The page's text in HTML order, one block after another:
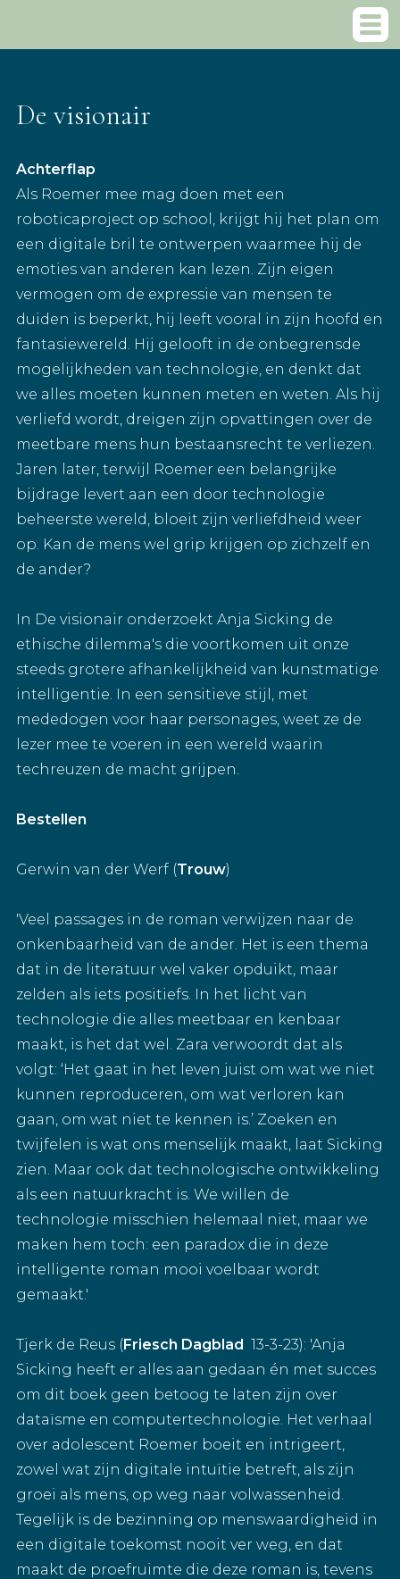
De visionair
Achterflap
Als Roemer mee mag doen met een
roboticaproject op school, krijgt hij het plan om
een digitale bril te ontwerpen waarmee hij de
emoties van anderen kan lezen. Zijn eigen
vermogen om de expressie van mensen te
duiden is beperkt, hij leeft vooral in zijn hoofd en
fantasiewereld. Hij gelooft in de onbegrensde
mogelijkheden van technologie, en denkt dat
we alles moeten kunnen meten en weten. Als hij
verliefd wordt, dreigen zijn opvattingen over de
meetbare mens hun bestaansrecht te verliezen.
Jaren later, terwijl Roemer een belangrijke
bijdrage levert aan een door technologie
beheerste wereld, bloeit zijn verliefdheid weer
op. Kan de mens wel grip krijgen op zichzelf en
de ander?
In De visionair onderzoekt Anja Sicking de
ethische dilemma's die voortkomen uit onze
steeds grotere afhankelijkheid van kunstmatige
intelligentie. In een sensitieve stijl, met
mededogen voor haar personages, weet ze de
lezer mee te voeren in een wereld waarin
techreuzen de macht grijpen.
Bestellen
Gerwin van der Werf (Trouw)
'Veel passages in de roman verwijzen naar de
onkenbaarheid van de ander. Het is een thema
dat in de literatuur wel vaker opduikt, maar
zelden als iets positiefs. In het licht van
technologie die alles meetbaar en kenbaar
maakt, is het dat wel. Zara verwoordt dat als
volgt: ‘Het gaat in het leven juist om wat we niet
kunnen reproduceren, om wat verloren kan
gaan, om wat niet te kennen is.’ Zoeken en
twijfelen is wat ons menselijk maakt, laat Sicking
zien. Maar ook dat technologische ontwikkeling
als een natuurkracht is. We willen de
technologie misschien helemaal niet, maar we
maken hem toch: een paradox die in deze
intelligente roman mooi voelbaar wordt
gemaakt.'
Tjerk de Reus (Friesch Dagblad 13-3-23): 'Anja
Sicking heeft er alles aan gedaan én met succes
om dit boek geen betoog te laten zijn over
dataïsme en computertechnologie. Het verhaal
over adolescent Roemer boeit en intrigeert,
zowel wat zijn digitale intuïtie betreft, als zijn
groei als mens, op weg naar volwassenheid.
Tegelijk is de bezinning op menswaardigheid in
een digitale toekomst nooit ver weg, en dat
maakt de proefruimte die deze roman is, tevens